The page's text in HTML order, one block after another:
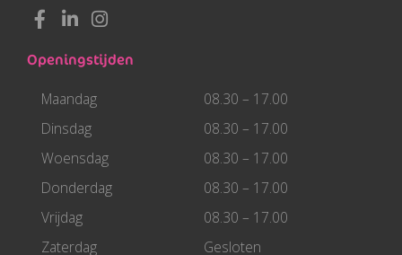
Openingstijden
Maandag
08.30 – 17.00
Dinsdag
08.30 – 17.00
Woensdag
08.30 – 17.00
Donderdag
08.30 – 17.00
Vrijdag
08.30 – 17.00
Zaterdag
Gesloten
F
a
c
e
b
o
o
k
-
f
L
i
n
k
e
d
i
-
i
I
n
s
t
m